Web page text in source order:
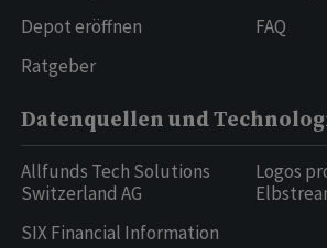
Depot eröffnen
Ratgeber
FAQ
Datenquellen und
Allfunds Tech Solutions
Switzerland AG
SIX Financial Information
Logos